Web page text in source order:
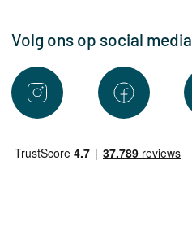
Volg ons op social media